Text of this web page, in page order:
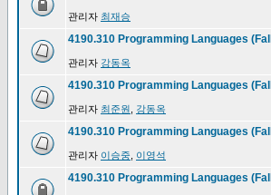
관리자 최재승
4190.310 Programming Languages
관리자 강동옥
4190.310 Programming Languages
관리자 최준원 강동옥
4190.310 Programming Languages
관리자 이승중 이영석
4190.310 Programming Languages